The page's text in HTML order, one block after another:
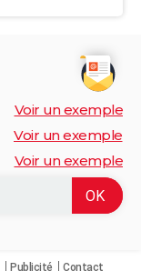
Voir un exemple
Voir un exemple
Voir un exemple
Publicité Contact